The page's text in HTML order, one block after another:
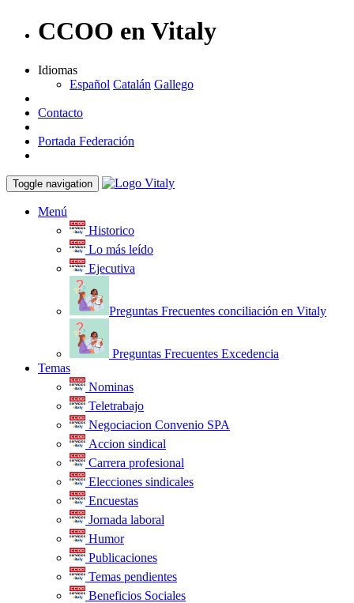
CCOO en Vitaly
Idiomas
Español Catalán Gallego
Contacto
Portada Federación
Toggle navigation
Menú
Historico
Lo más leído
Ejecutiva
Preguntas Frecuentes conciliación en Vitaly
Preguntas Frecuentes Excedencia
Temas
Nominas
Teletrabajo
Negociacion Convenio SPA
Accion sindical
Carrera profesional
Elecciones sindicales
Encuestas
Jornada laboral
Humor
Publicaciones
Temas pendientes
Beneficios Sociales